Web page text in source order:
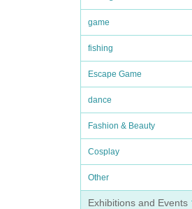
game
fishing
Escape Game
dance
Fashion & Beauty
Cosplay
Other
Exhibitions and Events